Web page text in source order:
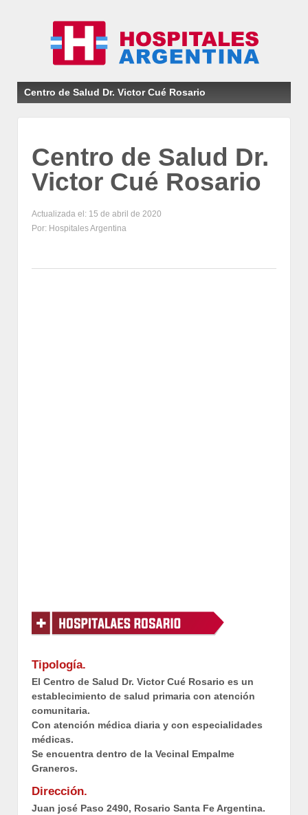
Centro de Salud Dr. Victor Cué Rosario
Centro de Salud Dr.
Victor Cué Rosario
Actualizada el: 15 de abril de 2020
Por: Hospitales Argentina
Tipología.
El Centro de Salud Dr. Victor Cué Rosario es un
establecimiento de salud primaria con atención
comunitaria.
Con atención médica diaria y con especialidades
médicas.
Se encuentra dentro de la Vecinal Empalme
Graneros.
Dirección.
Juan josé Paso 2490, Rosario Santa Fe Argentina.